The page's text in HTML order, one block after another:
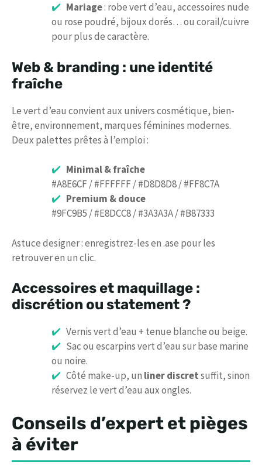
Mariage: robe vert d’eau, accessoires nude
ou rose poudré, bijoux dorés… ou corail/cuivre
pour plus de caractère.
Web & branding : une identité
fraîche
Le vert d’eau convient aux univers cosmétique, bien-
être, environnement, marques féminines modernes.
Deux palettes prêtes à l’emploi :
Minimal & fraîche
#A8E6CF / #FFFFFF / #D8D8D8 / #FF8C7A
Premium & douce
#9FC9B5 / #E8DCC8 / #3A3A3A / #B87333
Astuce designer : enregistrez-les en .ase pour les
retrouver en un clic.
Accessoires et maquillage :
discrétion ou statement ?
Vernis vert d’eau + tenue blanche ou beige.
Sac ou escarpins vert d’eau sur base marine
ou noire.
Côté make-up, un liner discretsuffit, sinon
réservez le vert d’eau aux ongles.
Conseils d’expert et pièges
à éviter